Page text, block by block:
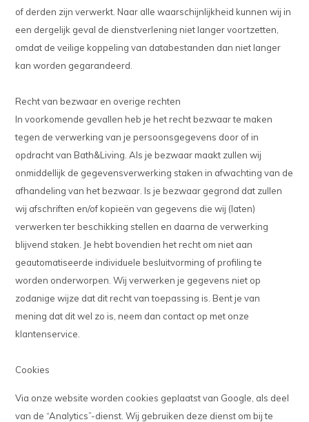
of derden zijn verwerkt. Naar alle waarschijnlijkheid kunnen wij in
een dergelijk geval de dienstverlening niet langer voortzetten,
omdat de veilige koppeling van databestanden dan niet langer
kan worden gegarandeerd.
Recht van bezwaar en overige rechten
In voorkomende gevallen heb je het recht bezwaar te maken
tegen de verwerking van je persoonsgegevens door of in
opdracht van Bath&Living. Als je bezwaar maakt zullen wij
onmiddellijk de gegevensverwerking staken in afwachting van de
afhandeling van het bezwaar. Is je bezwaar gegrond dat zullen
wij afschriften en/of kopieën van gegevens die wij (laten)
verwerken ter beschikking stellen en daarna de verwerking
blijvend staken. Je hebt bovendien het recht om niet aan
geautomatiseerde individuele besluitvorming of profiling te
worden onderworpen. Wij verwerken je gegevens niet op
zodanige wijze dat dit recht van toepassing is. Bent je van
mening dat dit wel zo is, neem dan contact op met onze
klantenservice.
Cookies
Via onze website worden cookies geplaatst van Google, als deel
van de “Analytics”-dienst. Wij gebruiken deze dienst om bij te